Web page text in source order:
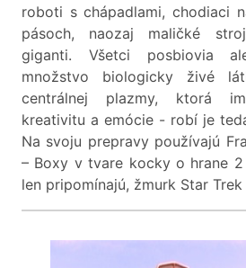
roboti s chápadlami, chodiaci
pásoch, naozaj maličké
giganti. Všetci posbiovia
množstvo biologicky živé
centrálnej plazmy, ktorá
kreativitu a emócie - robí je
Na svoju prepravy používajú
– Boxy v tvare kocky o hrane 2
len pripomínajú, žmurk Star Trek